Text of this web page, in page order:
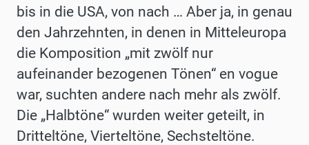
bis in die USA, von nach … Aber ja, in genau
den Jahrzehnten, in denen in Mitteleuropa
die Komposition „mit zwölf nur
aufeinander bezogenen Tönen“ en vogue
war, suchten andere nach mehr als zwölf.
Die „Halbtöne“ wurden weiter geteilt, in
Dritteltöne, Vierteltöne, Sechsteltöne.